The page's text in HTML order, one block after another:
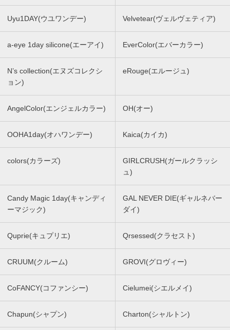
Uyu1DAY(ウユワンデー) Velvetear(ヴェルヴェティア)
a-eye 1day silicone(エーアイ) EverColor(エバーカラー)
N’s collection(エヌズコレクシ
ョン)
eRouge(エルージュ)
AngelColor(エンジェルカラー) OH(オー)
OOHA1day(オハワンデー) Kaica(カイカ)
colors(カラーズ)
GIRLCRUSH(ガールクラッシ
ュ)
Candy Magic 1day(キャンディ
ーマジック)
GAL NEVER DIE(ギャルネバー
ダイ)
Quprie(キュプリエ) Qrsessed(クラセスト)
CRUUM(クルーム) GROVI(グロヴィー)
CoFANCY(コファンシー) Cielumei(シエルメイ)
Chapun(シャプン) Charton(シャルトン)